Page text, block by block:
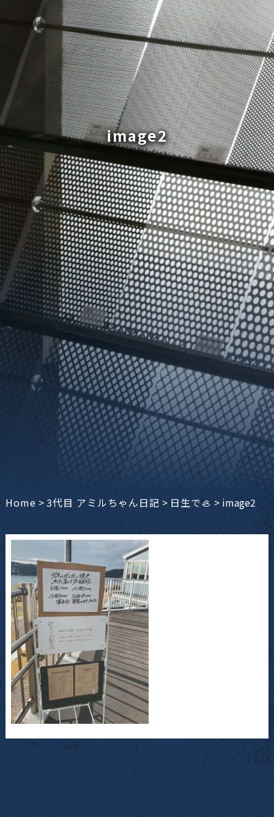
image2
Home >3代目 アミルちゃん日記 > 日生で🦪 > image2